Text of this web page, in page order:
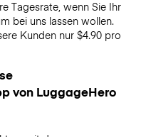
Tagesrate, wenn Sie Ihr
bei uns lassen wollen.
Kunden nur $4.90 pro
von LuggageHero